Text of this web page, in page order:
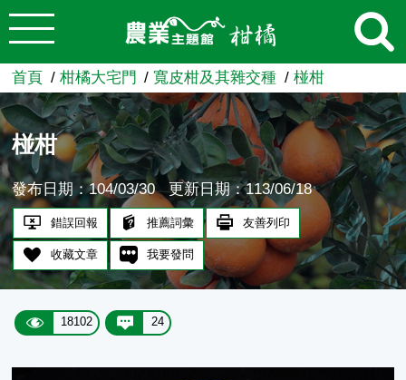
跳到主要內容
農業知識入口網
首頁 柑橘大宅門 寬皮柑及其雜交種 椪柑
椪柑
發布日期：104/03/30 更新日期：113/06/18
錯誤回報 推薦詞彙 友善列印
收藏文章 我要發問
18102 24